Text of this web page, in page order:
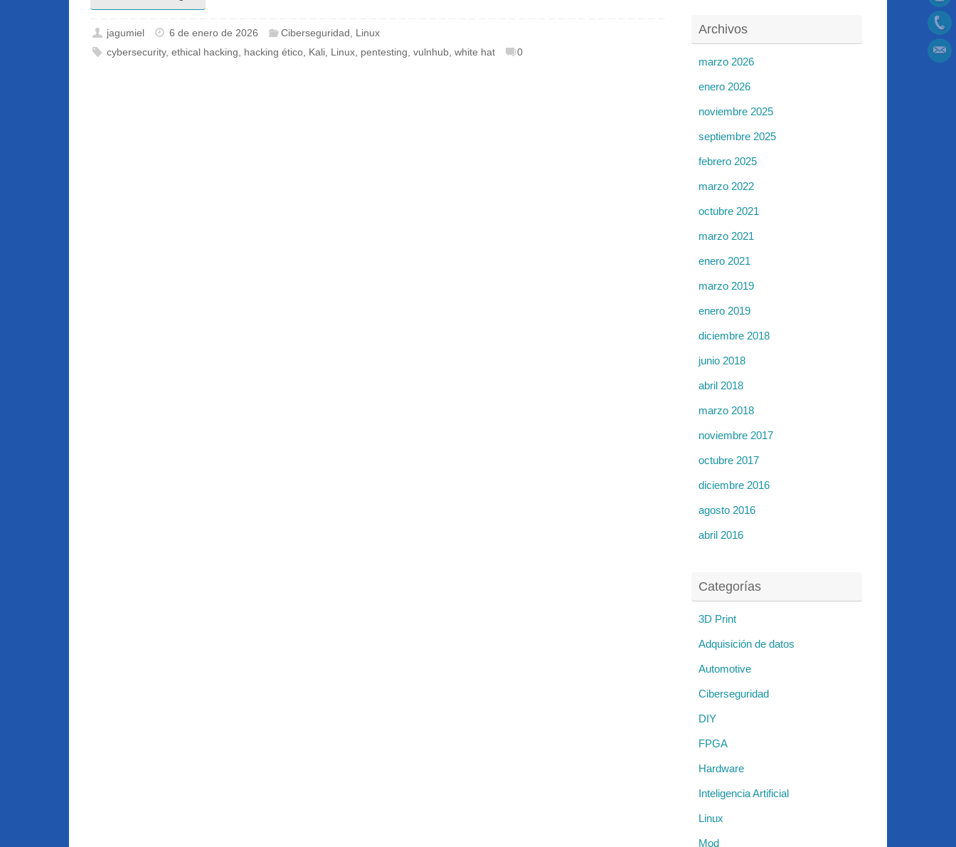
jagumiel 6 de enero de 2026 Ciberseguridad , Linux
cybersecurity,ethical hacking, hacking ético, Kali, Linux, pentesting,vulnhub,white hat 0
Archivos
marzo 2026
enero 2026
noviembre 2025
septiembre 2025
febrero 2025
marzo 2022
octubre 2021
marzo 2021
enero 2021
marzo 2019
enero 2019
diciembre 2018
junio 2018
abril 2018
marzo 2018
noviembre 2017
octubre 2017
diciembre 2016
agosto 2016
abril 2016
Categorías
3D Print
Adquisición de datos
Automotive
Ciberseguridad
DIY
FPGA
Hardware
Inteligencia Artificial
Linux
Mod